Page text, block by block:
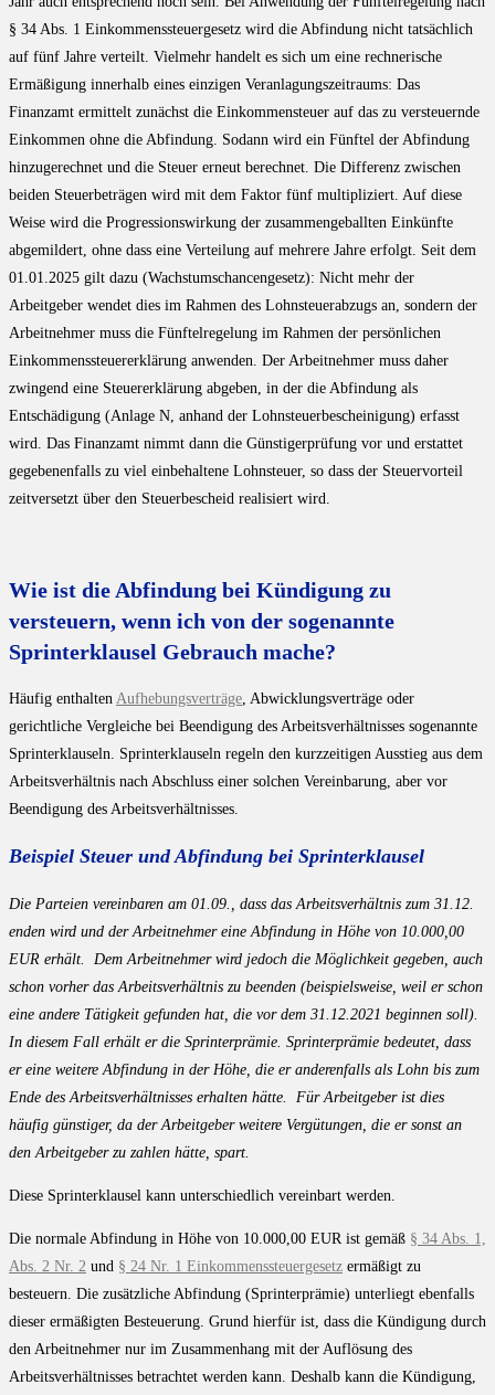
§ 34 Abs. 1 Einkommenssteuergesetz wird die Abfindung nicht tatsächlich
auf fünf Jahre verteilt. Vielmehr handelt es sich um eine rechnerische
Ermäßigung innerhalb eines einzigen Veranlagungszeitraums: Das
Finanzamt ermittelt zunächst die Einkommensteuer auf das zu versteuernde
Einkommen ohne die Abfindung. Sodann wird ein Fünftel der Abfindung
hinzugerechnet und die Steuer erneut berechnet. Die Differenz zwischen
beiden Steuerbeträgen wird mit dem Faktor fünf multipliziert. Auf diese
Weise wird die Progressionswirkung der zusammengeballten Einkünfte
abgemildert, ohne dass eine Verteilung auf mehrere Jahre erfolgt. Seit dem
01.01.2025 gilt dazu (Wachstumschancengesetz): Nicht mehr der
Arbeitgeber wendet dies im Rahmen des Lohnsteuerabzugs an, sondern der
Arbeitnehmer muss die Fünftelregelung im Rahmen der persönlichen
Einkommenssteuererklärung anwenden. Der Arbeitnehmer muss daher
zwingend eine Steuererklärung abgeben, in der die Abfindung als
Entschädigung (Anlage N, anhand der Lohnsteuerbescheinigung) erfasst
wird. Das Finanzamt nimmt dann die Günstigerprüfung vor und erstattet
gegebenenfalls zu viel einbehaltene Lohnsteuer, so dass der Steuervorteil
zeitversetzt über den Steuerbescheid realisiert wird.
Wie ist die Abfindung bei Kündigung zu
versteuern, wenn ich von der sogenannte
Sprinterklausel Gebrauch mache?
Häufig enthalten Aufhebungsverträge, Abwicklungsverträge oder
gerichtliche Vergleiche bei Beendigung des Arbeitsverhältnisses sogenannte
Sprinterklauseln. Sprinterklauseln regeln den kurzzeitigen Ausstieg aus dem
Arbeitsverhältnis nach Abschluss einer solchen Vereinbarung, aber vor
Beendigung des Arbeitsverhältnisses.
Beispiel Steuer und Abfindung bei Sprinterklausel
Die Parteien vereinbaren am 01.09., dass das Arbeitsverhältnis zum 31.12.
enden wird und der Arbeitnehmer eine Abfindung in Höhe von 10.000,00
EUR erhält. Dem Arbeitnehmer wird jedoch die Möglichkeit gegeben, auch
schon vorher das Arbeitsverhältnis zu beenden (beispielsweise, weil er schon
eine andere Tätigkeit gefunden hat, die vor dem 31.12.2021 beginnen soll).
In diesem Fall erhält er die Sprinterprämie. Sprinterprämie bedeutet, dass
er eine weitere Abfindung in der Höhe, die er anderenfalls als Lohn bis zum
Ende des Arbeitsverhältnisses erhalten hätte. Für Arbeitgeber ist dies
häufig günstiger, da der Arbeitgeber weitere Vergütungen, die er sonst an
den Arbeitgeber zu zahlen hätte, spart.
Diese Sprinterklausel kann unterschiedlich vereinbart werden.
Die normale Abfindung in Höhe von 10.000,00 EUR ist gemäß § 34 Abs. 1,
Abs. 2 Nr. 2 und § 24 Nr. 1 Einkommenssteuergesetz ermäßigt zu
besteuern. Die zusätzliche Abfindung (Sprinterprämie) unterliegt ebenfalls
dieser ermäßigten Besteuerung. Grund hierfür ist, dass die Kündigung durch
den Arbeitnehmer nur im Zusammenhang mit der Auflösung des
Arbeitsverhältnisses betrachtet werden kann. Deshalb kann die Kündigung,